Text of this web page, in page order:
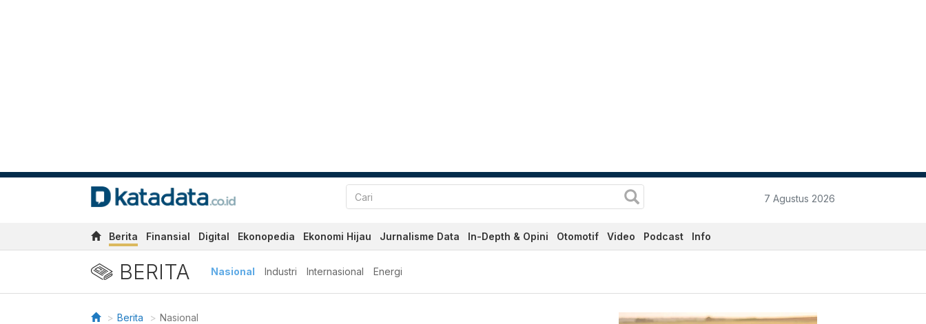
7 Agustus 2026
Berita Finansial Digital Ekonopedia Ekonomi Hijau Jurnalisme Data In-Depth & Opini Otomotif Video Podcast Info
BERITA Nasional Industri Internasional Energi
Berita Nasional